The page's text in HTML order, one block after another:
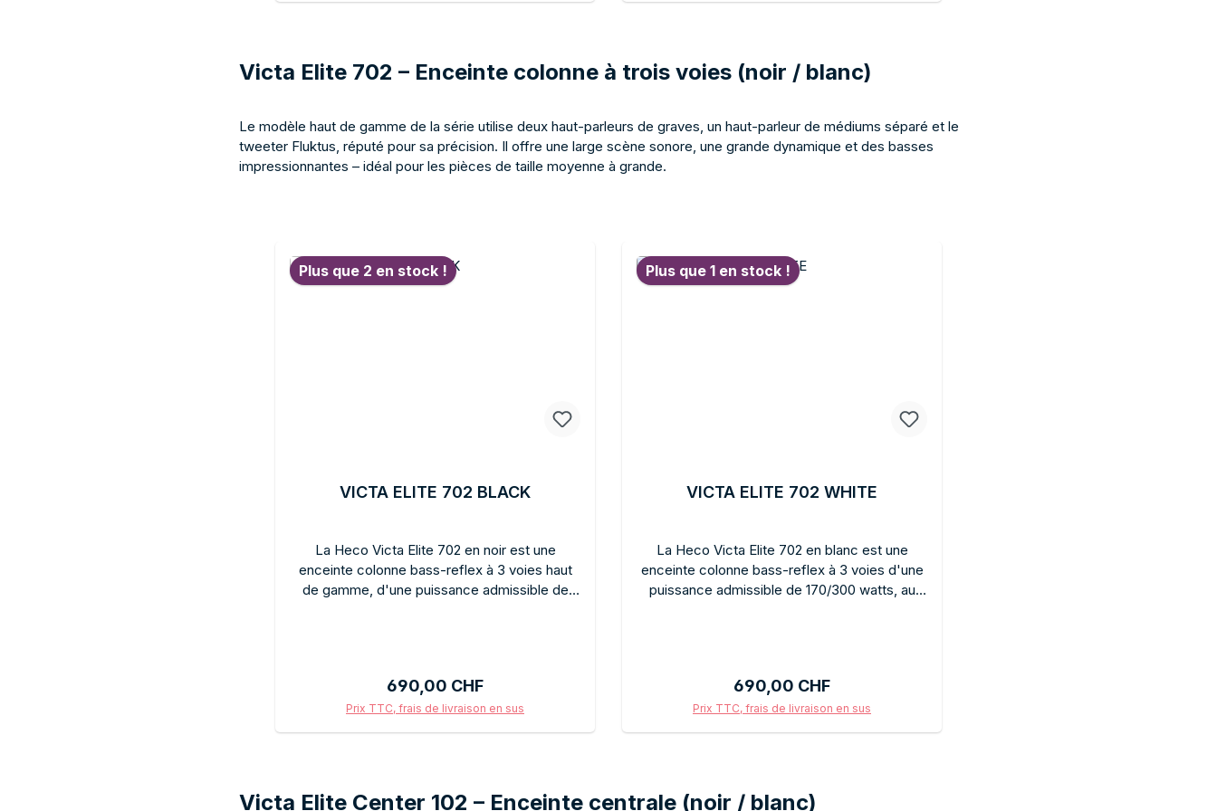
Victa Elite 702 – Enceinte colonne à trois voies (noir / blanc)
Le modèle haut de gamme de la série utilise deux haut-parleurs de graves, un haut-parleur de médiums séparé et le
tweeter Fluktus, réputé pour sa précision. Il offre une large scène sonore, une grande dynamique et des basses
impressionnantes – idéal pour les pièces de taille moyenne à grande.
Plus que 2 en stock !
VICTA ELITE 702 BLACK
La Heco Victa Elite 702 en noir est une
enceinte colonne bass-reflex à 3 voies haut
de gamme, d'une puissance admissible de
intérieur. Compatible bi-câblage pour une
configuration flexible du système. Heco Victa
Elite : des performances audiophiles à un prix
Prix régulier :
690,00 CHF
Prix TTC, frais de livraison en sus
Plus que 1 en stock !
VICTA ELITE 702 WHITE
La Heco Victa Elite 702 en blanc est une
enceinte colonne bass-reflex à 3 voies d'une
puissance admissible de 170/300 watts, au
harmonieusement dans les intérieurs clairs et
modernes. Compatible bi-câblage. La qualité
Heco Victa Elite pour tous ceux qui souhaitent
Prix régulier :
690,00 CHF
Prix TTC, frais de livraison en sus
Victa Elite Center 102 – Enceinte centrale (noir / blanc)